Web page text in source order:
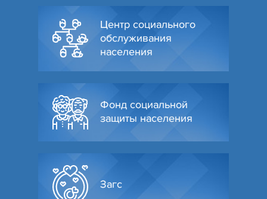
Центр социального
обслуживания
населения
Фонд социальной
защиты населения
Загс